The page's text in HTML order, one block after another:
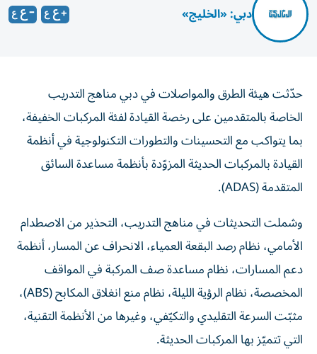
دبي: «الخليج»
حدّثت هيئة الطرق والمواصلات في دبي مناهج التدريب
الخاصة بالمتقدمين على رخصة القيادة لفئة المركبات الخفيفة،
بما يتواكب مع التحسينات والتطورات التكنولوجية في أنظمة
القيادة بالمركبات الحديثة المزوّدة بأنظمة مساعدة السائق
المتقدمة (ADAS).
وشملت التحديثات في مناهج التدريب، التحذير من الاصطدام
الأمامي، نظام رصد البقعة العمياء، الانحراف عن المسار، أنظمة
دعم المسارات، نظام مساعدة صف المركبة في المواقف
المخصصة، نظام الرؤية الليلة، نظام منع انغلاق المكابح (ABS)،
مثبّت السرعة التقليدي والتكيّفي، وغيرها من الأنظمة التقنية،
التي تتميّز بها المركبات الحديثة.